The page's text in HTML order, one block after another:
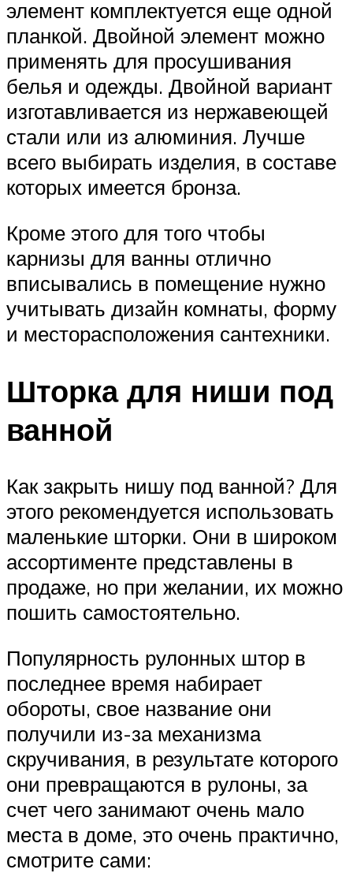
элемент комплектуется еще одной
планкой. Двойной элемент можно
применять для просушивания
белья и одежды. Двойной вариант
изготавливается из нержавеющей
стали или из алюминия. Лучше
всего выбирать изделия, в составе
которых имеется бронза.
Кроме этого для того чтобы
карнизы для ванны отлично
вписывались в помещение нужно
учитывать дизайн комнаты, форму
и месторасположения сантехники.
Шторка для ниши под
ванной
Как закрыть нишу под ванной? Для
этого рекомендуется использовать
маленькие шторки. Они в широком
ассортименте представлены в
продаже, но при желании, их можно
пошить самостоятельно.
Популярность рулонных штор в
последнее время набирает
обороты, свое название они
получили из-за механизма
скручивания, в результате которого
они превращаются в рулоны, за
счет чего занимают очень мало
места в доме, это очень практично,
смотрите сами: